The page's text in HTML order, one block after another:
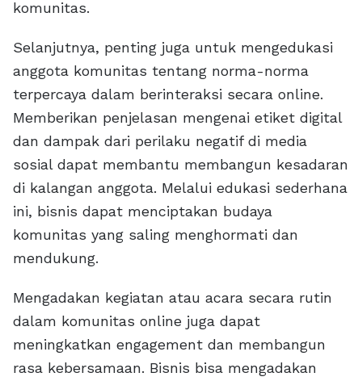
komunitas.
Selanjutnya, penting juga untuk mengedukasi
anggota komunitas tentang norma-norma
terpercaya dalam berinteraksi secara online.
Memberikan penjelasan mengenai etiket digital
dan dampak dari perilaku negatif di media
sosial dapat membantu membangun kesadaran
di kalangan anggota. Melalui edukasi sederhana
ini, bisnis dapat menciptakan budaya
komunitas yang saling menghormati dan
mendukung.
Mengadakan kegiatan atau acara secara rutin
dalam komunitas online juga dapat
meningkatkan engagement dan membangun
rasa kebersamaan. Bisnis bisa mengadakan